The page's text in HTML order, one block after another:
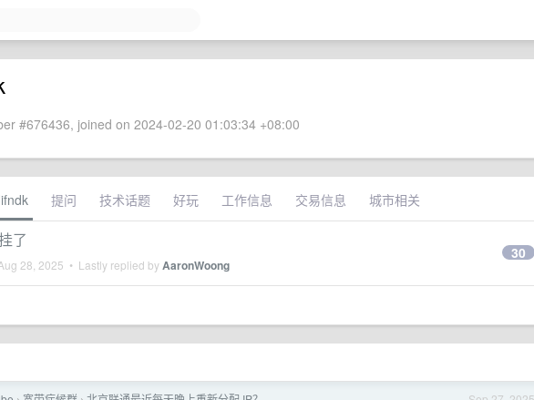
#676436, joined on 2024-02-20 01:03:34 +08:00
提问 技术话题 好玩 工作信息 交易信息 城市相关
了
28, 2025 • Lastly replied byAaronWoong
30